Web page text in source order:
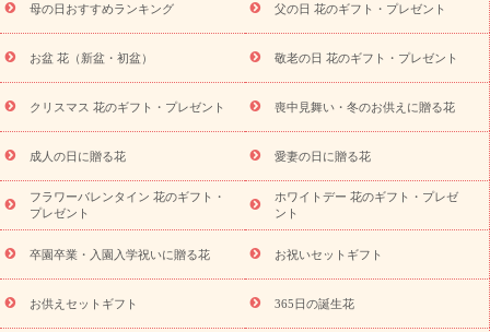
お供え・お悔やみの花
四十九日法要以降に贈る花
通夜・葬儀
に贈る花
お供え お花とセットギフト
お供え プリザーブドフラ
ワー
ペットのお供えフラワー お盆（新盆・初盆）
その他
お祝い返し
お見舞い お取り寄せギフト ビジネス用
ご自宅
用
観葉植物 ミディ胡蝶蘭 プリザーブドフラワー
スタイル
から探す
アレンジメント 花束 スタンド花 お祝い
お供
え・お悔やみ
胡蝶蘭・花鉢
ミディ胡蝶蘭・お祝い
ミディ胡蝶蘭・お供え
世界初の青色胡蝶蘭 観葉植物
観葉植
物
産直多肉植物 プリザーブドフラワー お祝い
お供え・お
悔やみ
花とセットギフト セミオーダー
プチギフト
（hanamore -ハナモア-）
花とみどりのeギフト
トのeGfit
カラー ピンク イエローオレンジ レッド
お花の
種類
バラ ユリ トルコキキョウ 予算から探す
お祝い・3000円～ お祝い・4000円～ お祝い・5000円～
お
母の日おすすめランキング 父の日 花のギフト・プレゼント
お盆 花（新盆・初盆） 敬老の日 花のギフト・プレゼント
クリスマス 花のギフト・プレゼント 喪中見舞い・冬のお供えに贈る花
成人の日に贈る花 愛妻の日に贈る花
フラワーバレンタイン 花のギフト・
プレゼント
ホワイトデー 花のギフト・プレゼ
ント
卒園卒業・入園入学祝いに贈る花 お祝いセットギフト
お供えセットギフト 365日の誕生花